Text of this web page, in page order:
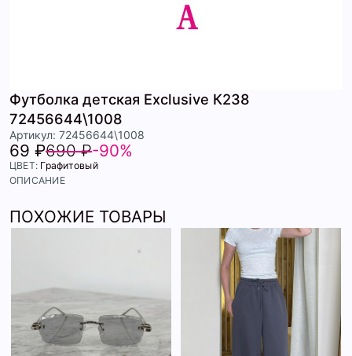
Футболка детская Exclusive К238
72456644\1008
Артикул: 72456644\1008
69 ₽690 ₽-90%
ЦВЕТ: Графитовый
ОПИСАНИЕ
ПОХОЖИЕ ТОВАРЫ